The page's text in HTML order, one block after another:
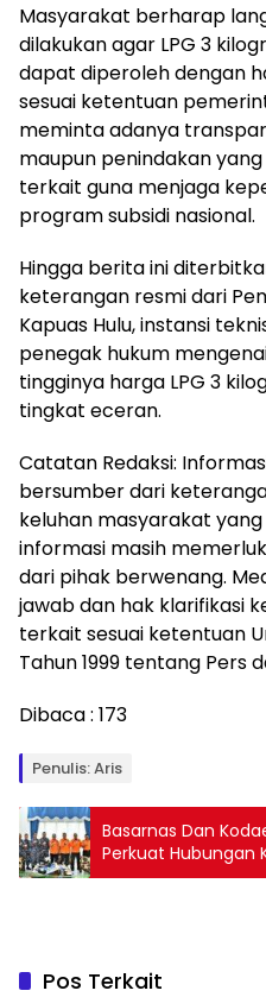
Masyarakat berharap
dilakukan agar LPG 3
dapat diperoleh dengan
sesuai ketentuan
meminta adanya
maupun penindakan
terkait guna menjaga
program subsidi nasional.
Hingga berita ini
keterangan resmi dari
Kapuas Hulu, instansi
penegak hukum
tingginya harga LPG 3
tingkat eceran.
Catatan Redaksi:
bersumber dari
keluhan masyarakat
informasi masih
dari pihak berwenang.
jawab dan hak klarifikasi
terkait sesuai ketentuan
Tahun 1999 tentang Pers
Dibaca : 173
Penulis: Aris
Basarnas Dan
Perkuat Hubungan Kelembagaan Di Wilayah
Sumatra Utara
Pos Terkait